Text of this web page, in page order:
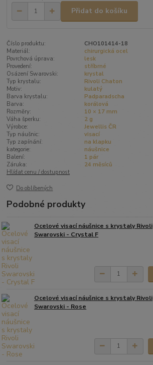
Přidat do košíku
Číslo produktu:
CHO101414-18
Materiál:
chirurgická ocel
Povrchová úprava:
lesk
Provedení:
stříbrné
Osázení Swarovski:
krystal
Typ krystalu:
Rivoli Chaton
Motiv:
kulatý
Barva krystalu:
Padparadscha
Barva:
korálová
Rozměry:
10 × 17 mm
Váha šperku:
2 g
Výrobce:
Jewellis ČR
Typ náušnic:
visací
Typ zapínání:
na klapku
kategorie:
náušnice
Balení:
1 pár
Záruka:
24 měsíců
Hlídat cenu / dostupnost
Do oblíbených
Podobné produkty
Ocelové visací náušnice s krystaly Rivoli
Swarovski - Crystal F
Ocelové visací náušnice s krystaly Rivoli
Swarovski - Rose